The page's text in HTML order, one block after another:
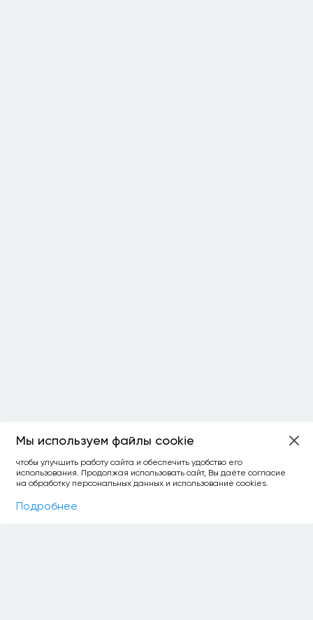
Фильтры
Мы используем файлы cookie
чтобы улучшить работу сайта и обеспечить удобство его
использования. Продолжая использовать сайт, Вы даёте согласие
на обработку персональных данных и использование cookies.
Подробнее
ОСТАЛОСЬ:
уточнить фильтр сравнить топ-3
спросить ИИ